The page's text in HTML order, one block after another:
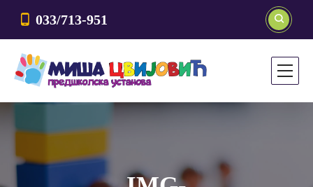
033/713-951